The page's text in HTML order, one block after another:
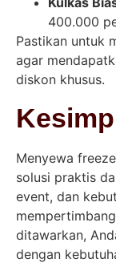
400.000
Pastikan untuk
agar
diskon khusus.
Menyewa
solusi praktis
event, dan
ditawarkan,
dengan